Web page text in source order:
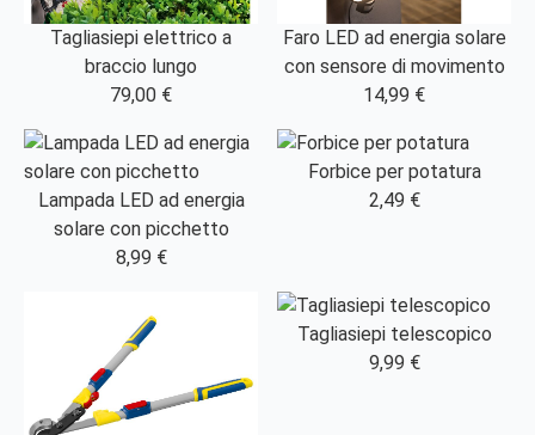
Tagliasiepi elettrico a
braccio lungo
79,00 €
Faro LED ad energia solare
con sensore di movimento
14,99 €
Lampada LED ad energia
solare con picchetto
8,99 €
Forbice per potatura
2,49 €
Tagliasiepi telescopico
9,99 €